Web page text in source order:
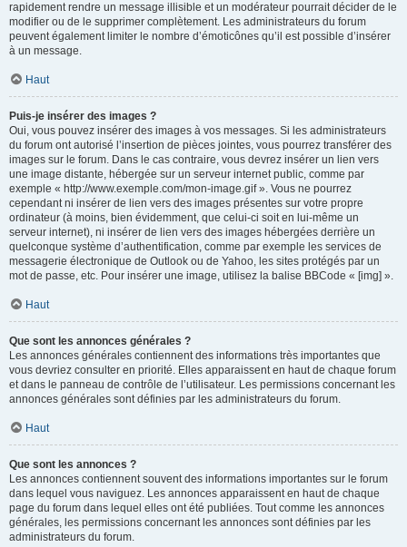
rapidement rendre un message illisible et un modérateur pourrait décider de le
modifier ou de le supprimer complètement. Les administrateurs du forum
peuvent également limiter le nombre d’émoticônes qu’il est possible d’insérer
à un message.
Haut
Puis-je insérer des images ?
Oui, vous pouvez insérer des images à vos messages. Si les administrateurs
du forum ont autorisé l’insertion de pièces jointes, vous pourrez transférer des
images sur le forum. Dans le cas contraire, vous devrez insérer un lien vers
une image distante, hébergée sur un serveur internet public, comme par
exemple « http://www.exemple.com/mon-image.gif ». Vous ne pourrez
cependant ni insérer de lien vers des images présentes sur votre propre
ordinateur (à moins, bien évidemment, que celui-ci soit en lui-même un
serveur internet), ni insérer de lien vers des images hébergées derrière un
quelconque système d’authentification, comme par exemple les services de
messagerie électronique de Outlook ou de Yahoo, les sites protégés par un
mot de passe, etc. Pour insérer une image, utilisez la balise BBCode « [img] ».
Haut
Que sont les annonces générales ?
Les annonces générales contiennent des informations très importantes que
vous devriez consulter en priorité. Elles apparaissent en haut de chaque forum
et dans le panneau de contrôle de l’utilisateur. Les permissions concernant les
annonces générales sont définies par les administrateurs du forum.
Haut
Que sont les annonces ?
Les annonces contiennent souvent des informations importantes sur le forum
dans lequel vous naviguez. Les annonces apparaissent en haut de chaque
page du forum dans lequel elles ont été publiées. Tout comme les annonces
générales, les permissions concernant les annonces sont définies par les
administrateurs du forum.